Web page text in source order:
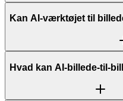
Kan AI-værktøjet til
Hvad kan AI-billede-til-